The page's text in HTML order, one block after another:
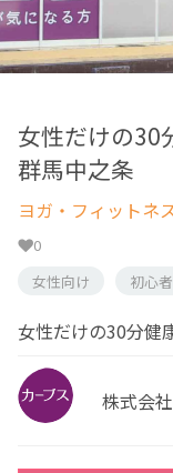
女性だけの30
群馬中之条
ヨガ・フィットネ
0
女性向け
初心
女性だけの30分健
株式会